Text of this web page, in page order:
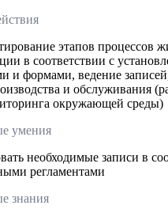
этапов процессов
в соответствии с
и формами, ведение
и обслуживания
окружающей среды)
умения
необходимые записи в
регламентами
знания